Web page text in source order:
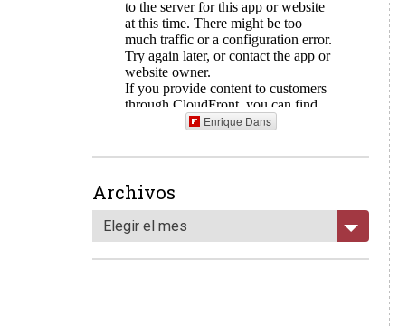
Enrique Dans
Archivos
Elegir el mes